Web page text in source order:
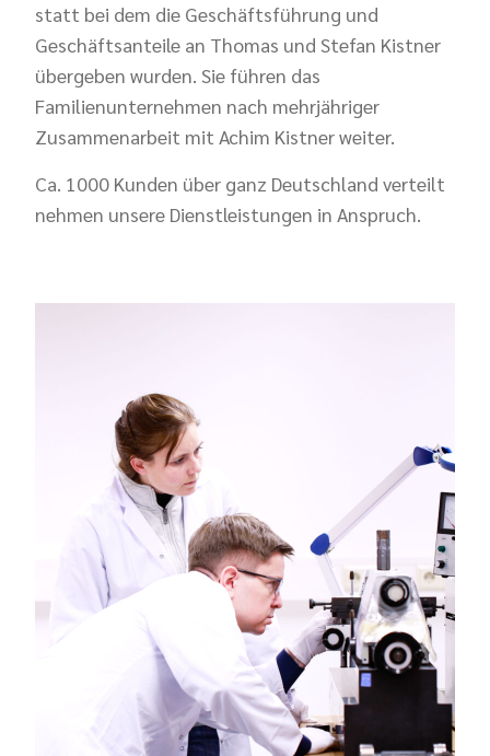
statt bei dem die Geschäftsführung und
Geschäftsanteile an Thomas und Stefan Kistner
übergeben wurden. Sie führen das
Familienunternehmen nach mehrjähriger
Zusammenarbeit mit Achim Kistner weiter.
Ca. 1000 Kunden über ganz Deutschland verteilt
nehmen unsere Dienstleistungen in Anspruch.